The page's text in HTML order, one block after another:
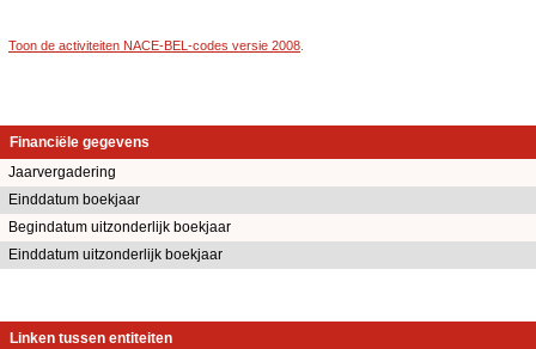
Toon de activiteiten NACE-BEL-codes versie 2008
Financiële gegevens
Jaarvergadering
Einddatum boekjaar
Begindatum uitzonderlijk boekjaar
Einddatum uitzonderlijk boekjaar
Linken tussen entiteiten